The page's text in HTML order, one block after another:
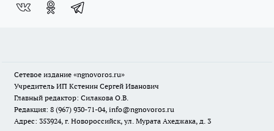
Сетевое издание «ngnovoros.ru»
Учредитель ИП Кстенин Сергей Иванович
Главный редактор: Силакова О.В.
Редакция: 8 (967) 930-71-04, info@ngnovoros.ru
Адрес: 353924, г. Новороссийск, ул. Мурата Ахеджака, д. 3